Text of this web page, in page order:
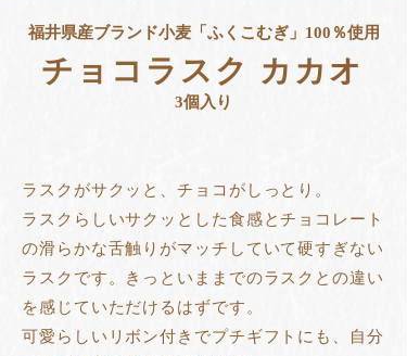
福井県産ブランド小麦「ふくこむぎ」100％使用
チョコラスク カカオ
3個入り
ラスクがサクッと、チョコがしっとり。
ラスクらしいサクッとした食感とチョコレート
の滑らかな舌触りがマッチしていて硬すぎない
ラスクです。きっといままでのラスクとの違い
を感じていただけるはずです。
可愛らしいリボン付きでプチギフトにも、自分